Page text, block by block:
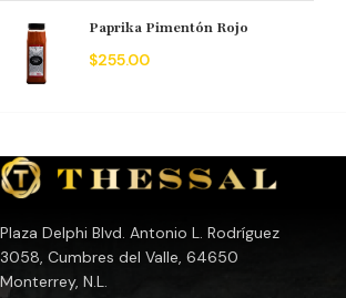
Paprika Pimentón Rojo
$255.00
Plaza Delphi Blvd. Antonio L. Rodríguez
3058, Cumbres del Valle, 64650
Monterrey, N.L.